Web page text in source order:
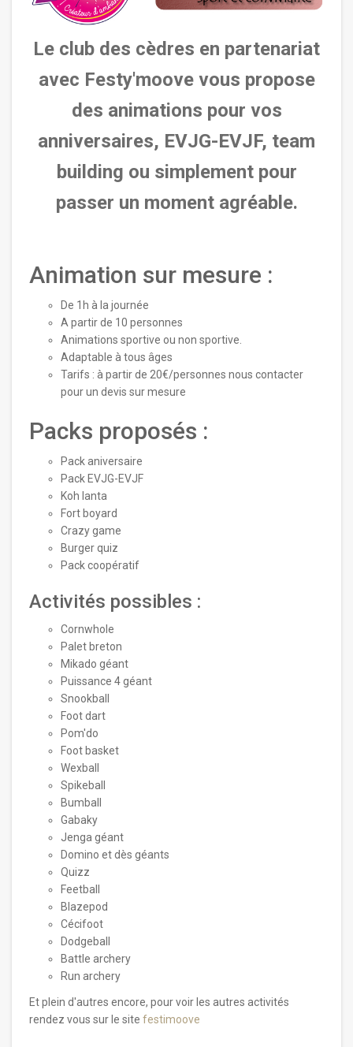
Le club des cèdres en partenariat
avec Festy'moove vous propose
des animations pour vos
anniversaires, EVJG-EVJF, team
building ou simplement pour
passer un moment agréable.
Animation sur mesure :
De 1h à la journée
A partir de 10 personnes
Animations sportive ou non sportive.
Adaptable à tous âges
Tarifs : à partir de 20€/personnes nous contacter
pour un devis sur mesure
Packs proposés :
Pack aniversaire
Pack EVJG-EVJF
Koh lanta
Fort boyard
Crazy game
Burger quiz
Pack coopératif
Activités possibles :
Cornwhole
Palet breton
Mikado géant
Puissance 4 géant
Snookball
Foot dart
Pom'do
Foot basket
Wexball
Spikeball
Bumball
Gabaky
Jenga géant
Domino et dès géants
Quizz
Feetball
Blazepod
Cécifoot
Dodgeball
Battle archery
Run archery
Et plein d'autres encore, pour voir les autres activités
rendez vous sur le site festimoove